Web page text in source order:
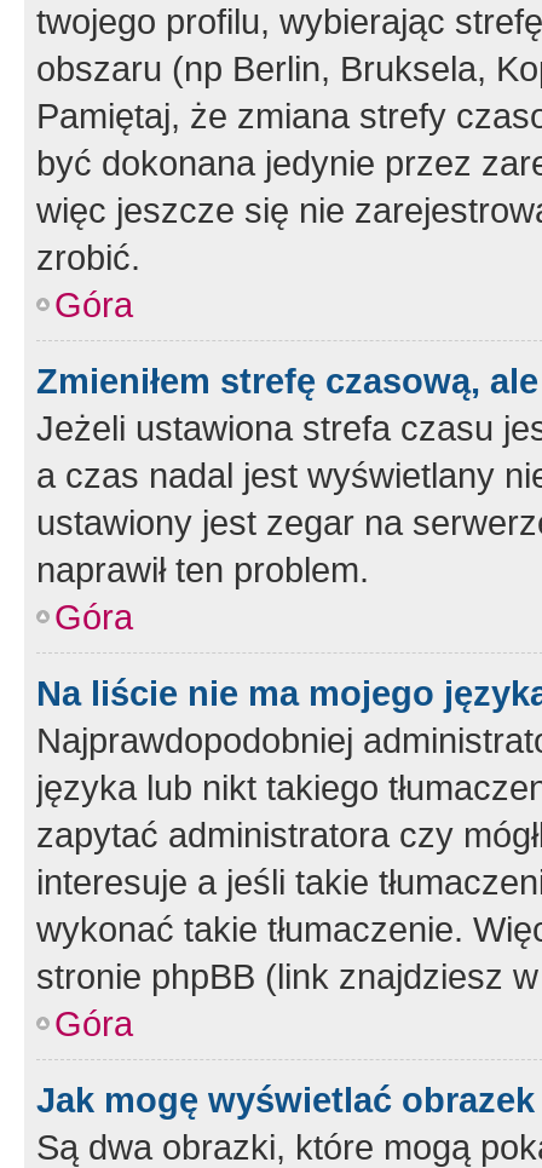
twojego profilu, wybierając
obszaru (np Berlin, Bruksela,
Pamiętaj, że zmiana strefy
być dokonana jedynie przez
więc jeszcze się nie
zrobić.
Góra
Zmieniłem strefę czasową,
Jeżeli ustawiona strefa czasu
a czas nadal jest wyświetlany
ustawiony jest zegar na
naprawił ten problem.
Góra
Na liście nie ma mojego
Najprawdopodobniej
języka lub nikt takiego
zapytać administratora czy
interesuje a jeśli takie
wykonać takie tłumaczenie.
stronie phpBB (link znajdziesz
Góra
Jak mogę wyświetlać
Są dwa obrazki, które mogą